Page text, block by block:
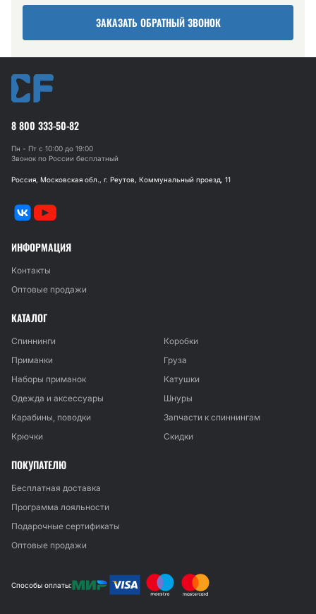
ЗАКАЗАТЬ ОБРАТНЫЙ ЗВОНОК
8 800 333-50-82
Пн - Пт с 10:00 до 19:00
Звонок по России бесплатный
Россия, Московская обл., г. Реутов, Коммунальный проезд, 11
ИНФОРМАЦИЯ
Контакты
Оптовые продажи
КАТАЛОГ
Спиннинги
Коробки
Приманки
Груза
Наборы приманок
Катушки
Одежда и аксессуары
Шнуры
Карабины, поводки
Запчасти к спиннингам
Крючки
Скидки
ПОКУПАТЕЛЮ
Бесплатная доставка
Программа лояльности
Подарочные сертификаты
Оптовые продажи
Способы оплаты: